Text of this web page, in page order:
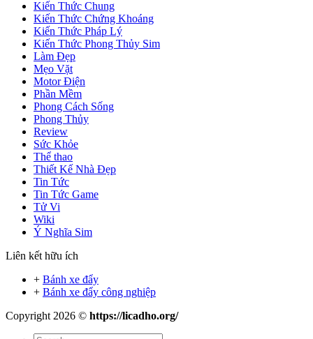
Kiến Thức Chung
Kiến Thức Chứng Khoáng
Kiến Thức Pháp Lý
Kiến Thức Phong Thủy Sim
Làm Đẹp
Mẹo Vặt
Motor Điện
Phần Mềm
Phong Cách Sống
Phong Thủy
Review
Sức Khỏe
Thể thao
Thiết Kế Nhà Đẹp
Tin Tức
Tin Tức Game
Tử Vi
Wiki
Ý Nghĩa Sim
Liên kết hữu ích
+ Bánh xe đẩy
+ Bánh xe đẩy công nghiệp
Copyright 2026 © https://licadho.org/